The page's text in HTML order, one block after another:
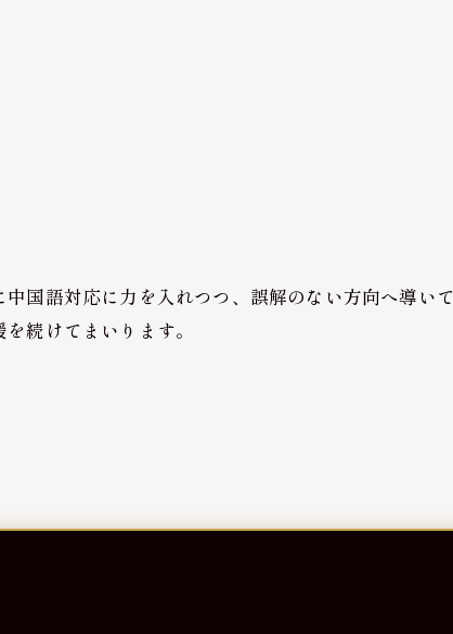
国語対応に力を入れつつ、誤解のない方向へ導い
続けてまいります。